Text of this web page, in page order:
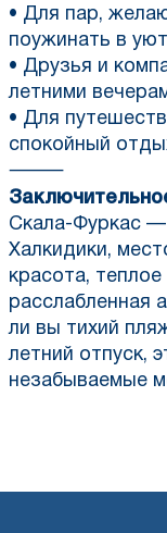
• Для пар,
поужинать в
• Друзья и
летними
• Для
спокойный
⸻
Скала-Фуркас
Халкидики,
красота,
расслабленная
ли вы тихий
летний отпуск,
незабываемые